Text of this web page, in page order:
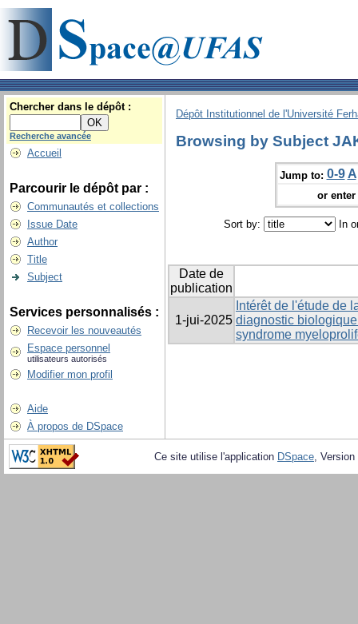
Chercher dans le dépôt :
Recherche avancée
Accueil
Parcourir le dépôt par :
Communautés et collections
Issue Date
Author
Title
Subject
Services personnalisés :
Recevoir les nouveautés
Espace personnel
utilisateurs autorisés
Modifier mon profil
Aide
À propos de DSpace
Dépôt Institutionnel de l'Université
Browsing by Subject
Jump to: 0-9 A
or
Sort by: In
Date de
publication
1-jui-2025
Intérêt de l'étude de
diagnostic
syndrome
Ce site utilise l'application DSpace,